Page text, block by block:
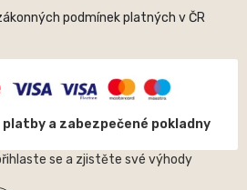
podmínek platných v ČR
a zabezpečené pokladny
se a zjistěte své výhody